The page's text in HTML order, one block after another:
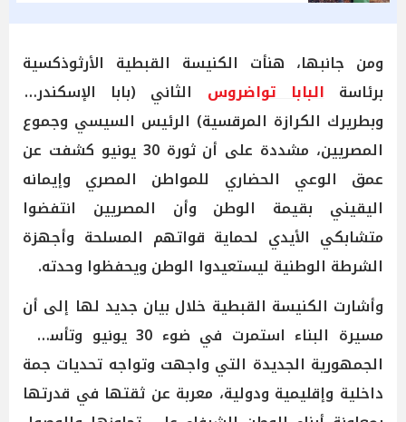
ومن جانبها، هنأت الكنيسة القبطية الأرثوذكسية
برئاسة البابا تواضروس الثاني (بابا الإسكندرية
وبطريرك الكرازة المرقسية) الرئيس السيسي وجموع
المصريين، مشددة على أن ثورة 30 يونيو كشفت عن
عمق الوعي الحضاري للمواطن المصري وإيمانه
اليقيني بقيمة الوطن وأن المصريين انتفضوا
متشابكي الأيدي لحماية قواتهم المسلحة وأجهزة
الشرطة الوطنية ليستعيدوا الوطن ويحفظوا وحدته.
وأشارت الكنيسة القبطية خلال بيان جديد لها إلى أن
مسيرة البناء استمرت في ضوء 30 يونيو وتأسست
الجمهورية الجديدة التي واجهت وتواجه تحديات جمة
داخلية وإقليمية ودولية، معربة عن ثقتها في قدرتها